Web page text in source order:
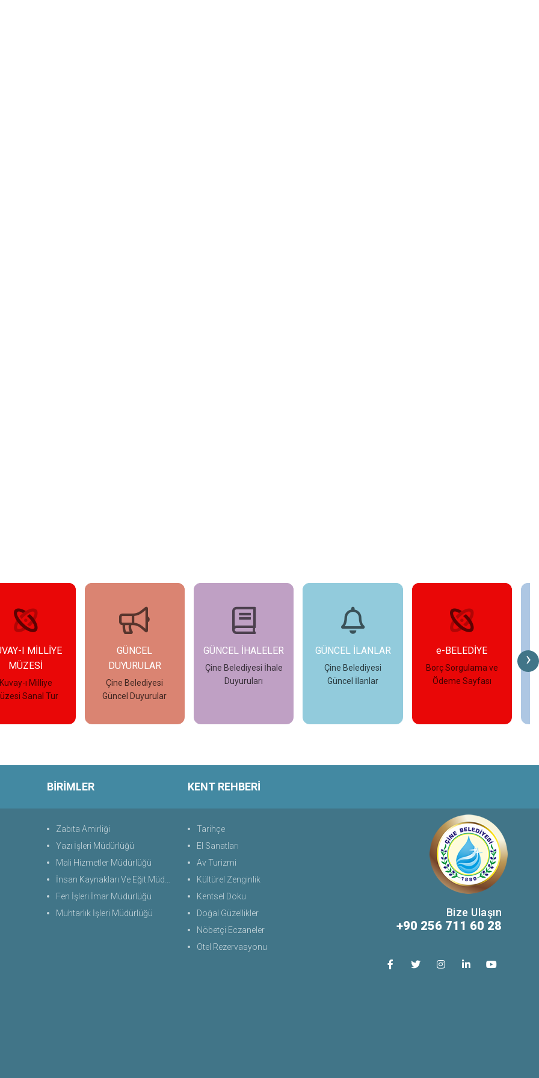
›
GÜNCEL
DUYURULAR
Çine Belediyesi
Duyurular
GÜNCEL İHALELER
Çine Belediyesi İhale
Duyuruları
İncele
GÜNCEL İLANLAR
Çine Belediyesi
Güncel İlanlar
e-BELEDİYE
Borç Sorgulama ve
Ödeme Sayfası
FOTO GALERİ
Çine Belediyesi
Fotoğraf Galerisi
BİRİMLER
Zabıta Amirliği
Yazı İşleri Müdürlüğü
Mali Hizmetler Müdürlüğü
İnsan Kaynakları Ve Eğit.Müdürlüğü
Fen İşleri İmar Müdürlüğü
Muhtarlık İşleri Müdürlüğü
KENT REHBERİ
Tarihçe
El Sanatları
Av Turizmi
Kültürel Zenginlik
Kentsel Doku
Doğal Güzellikler
Nöbetçi Eczaneler
Otel Rezervasyonu
Bize Ulaşın
+90 256 711 60 28